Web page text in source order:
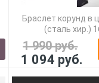
Браслет корунд в
(сталь хир.)
1 990 руб.
1 094 руб.